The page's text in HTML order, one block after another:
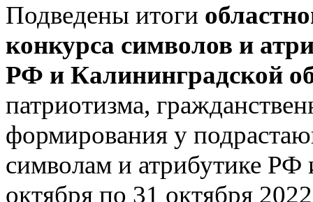
Подведены итоги
конкурса символов и
РФ и Калининградской
патриотизма,
формирования у
символам и атрибутике РФ
октября по 31 октября